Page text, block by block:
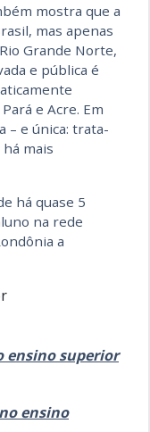
mostra que a
mas apenas
Grande Norte,
e pública é
e Acre. Em
– e única: trata-
mais
há quase 5
na rede
a
ensino superior
ensino